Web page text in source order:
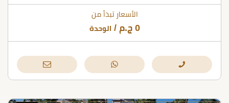
الأسعار تبدأ من
0 ج.م / الوحدة